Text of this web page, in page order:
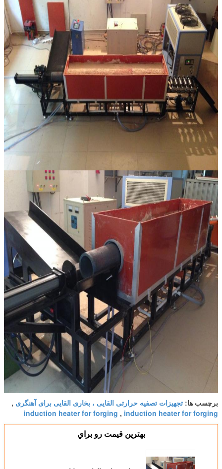
برچسب ها: تجهیزات تصفیه حرارتی القایی ، بخاری القایی برای آهنگری ,
induction heater for forging
,
induction heater for forging
بهترين قيمت رو براي